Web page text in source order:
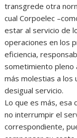
transgrede otra
cual Corpoelec
estar al servicio de
operaciones en los
eficiencia,
sometimiento pleno
más molestias a los
desigual servicio.
Lo que es más, esa
no interrumpir el
correspondiente,